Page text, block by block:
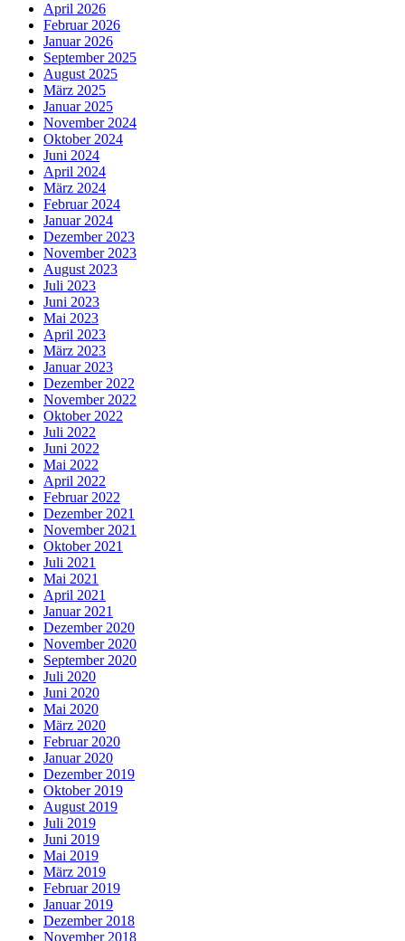
April 2026
Februar 2026
Januar 2026
September 2025
August 2025
März 2025
Januar 2025
November 2024
Oktober 2024
Juni 2024
April 2024
März 2024
Februar 2024
Januar 2024
Dezember 2023
November 2023
August 2023
Juli 2023
Juni 2023
Mai 2023
April 2023
März 2023
Januar 2023
Dezember 2022
November 2022
Oktober 2022
Juli 2022
Juni 2022
Mai 2022
April 2022
Februar 2022
Dezember 2021
November 2021
Oktober 2021
Juli 2021
Mai 2021
April 2021
Januar 2021
Dezember 2020
November 2020
September 2020
Juli 2020
Juni 2020
Mai 2020
März 2020
Februar 2020
Januar 2020
Dezember 2019
Oktober 2019
August 2019
Juli 2019
Juni 2019
Mai 2019
März 2019
Februar 2019
Januar 2019
Dezember 2018
November 2018